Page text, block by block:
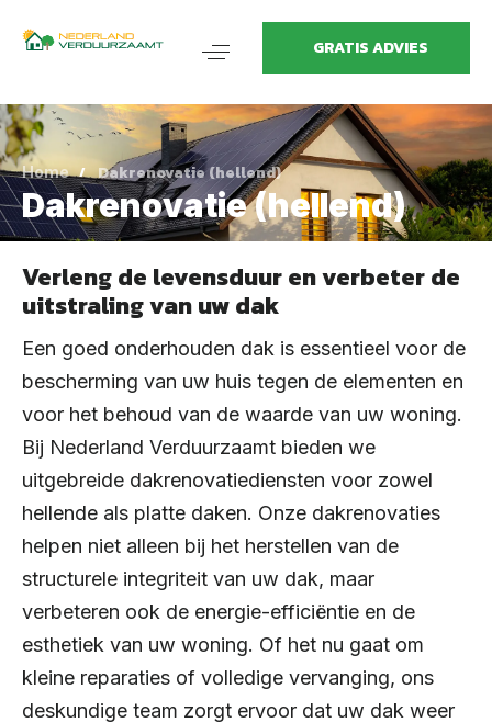
GRATIS ADVIES
Home Dakrenovatie (hellend)
Dakrenovatie (hellend)
Verleng de levensduur en verbeter de
uitstraling van uw dak
Een goed onderhouden dak is essentieel voor de
bescherming van uw huis tegen de elementen en
voor het behoud van de waarde van uw woning.
Bij Nederland Verduurzaamt bieden we
uitgebreide dakrenovatiediensten voor zowel
hellende als platte daken. Onze dakrenovaties
helpen niet alleen bij het herstellen van de
structurele integriteit van uw dak, maar
verbeteren ook de energie-efficiëntie en de
esthetiek van uw woning. Of het nu gaat om
kleine reparaties of volledige vervanging, ons
deskundige team zorgt ervoor dat uw dak weer